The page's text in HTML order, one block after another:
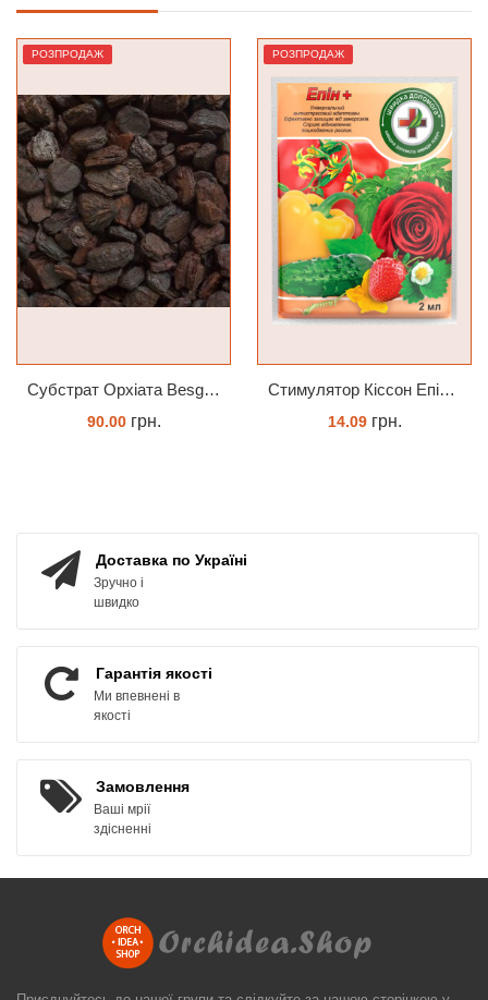
РОЗПРОДАЖ
Субстрат Орхіата Besgrow Orchiata фракція 18-25мм
90.00грн.
РОЗПРОДАЖ
Cтимулятор Кіссон Епін +
14.09грн.
Доставка по Україні
Зручно і
швидко
Гарантія якості
Ми впевнені в
якості
Замовлення
Ваші мрії
здісненні